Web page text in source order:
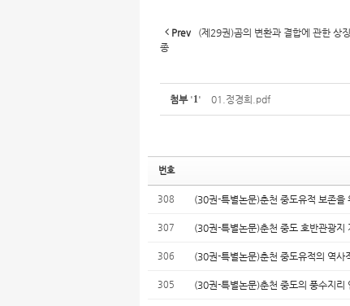
Prev
(제29권)곰의 변환과 결합에 관한 상
종
첨부 '1' 01.정경희.pdf
번호
308 (30권-특별논문)춘천 중도유적 보존을
307 (30권-특별논문)춘천 중도 호반관광지
306 (30권-특별논문)춘천 중도유적의 역사
305 (30권-특별논문)춘천 중도의 풍수지리